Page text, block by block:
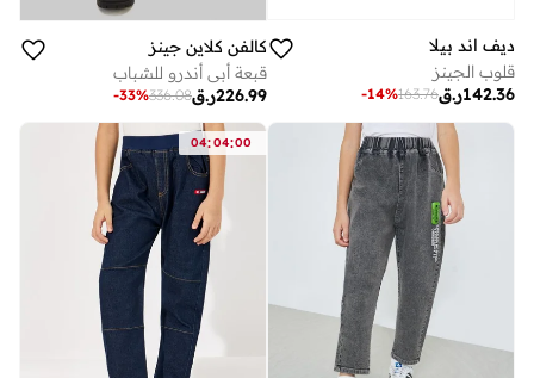
ديف اند بيلا
قلوب الجينز
ر.ق142.36
163.76
-14%
كالفن كلاين جينز
قبعة أبي أندرو للشباب
ر.ق226.99
336.08
-33%
04:04:00